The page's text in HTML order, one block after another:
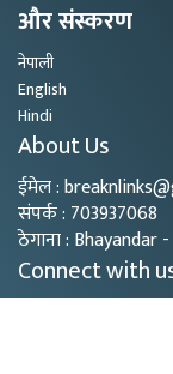
और संस्करण
नेपाली
English
Hindi
About Us
ईमेल :
संपर्क : 703937068
ठेगाना :
Connect with